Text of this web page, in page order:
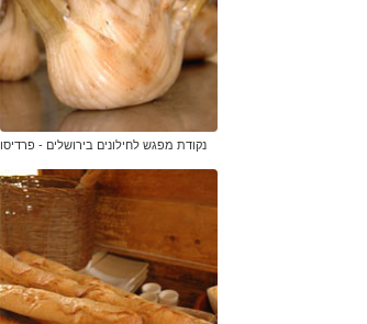
נקודת מפגש לחילונים בירושלים - פרדיסו